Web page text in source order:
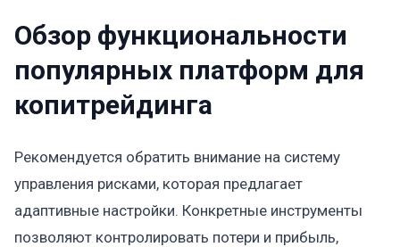
Обзор функциональности
популярных платформ для
копитрейдинга
Рекомендуется обратить внимание на систему
управления рисками, которая предлагает
адаптивные настройки. Конкретные инструменты
позволяют контролировать потери и прибыль,